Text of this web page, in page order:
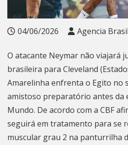
04/06/2026 Agencia Brasil
O atacante Neymar não viajará
brasileira para Cleveland
Amarelinha enfrenta o Egito no
amistoso preparatório antes da
Mundo. De acordo com a CBF
seguirá em tratamento para se
muscular grau 2 na panturrilha